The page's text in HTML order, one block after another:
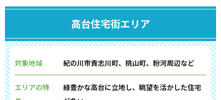
高台住宅街エリア
対象地域 紀の川市貴志川町、桃山町、粉河周辺など
エリアの特
緑豊かな高台に立地し、眺望を活かした住宅